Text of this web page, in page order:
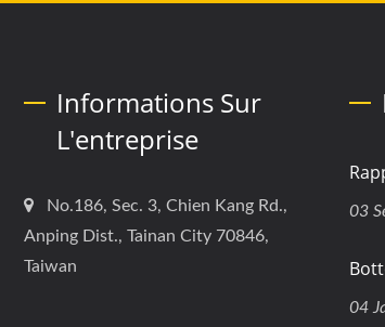
Informations Sur
L'entreprise
No.186, Sec. 3, Chien Kang Rd.,
Anping Dist., Tainan City 70846,
Taiwan
03
04